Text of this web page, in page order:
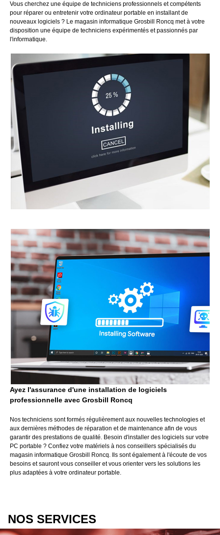
Vous cherchez une équipe de techniciens professionnels et compétents
pour réparer ou entretenir votre ordinateur portable en installant de
nouveaux logiciels ? Le magasin informatique Grosbill Roncq met à votre
disposition une équipe de techniciens expérimentés et passionnés par
l'informatique.
Ayez l'assurance d'une installation de logiciels
professionnelle avec Grosbill Roncq
Nos techniciens sont formés régulièrement aux nouvelles technologies et
aux dernières méthodes de réparation et de maintenance afin de vous
garantir des prestations de qualité. Besoin d'installer des logiciels sur votre
PC portable ? Confiez votre matériels à nos conseillers spécialisés du
magasin informatique Grosbill Roncq. Ils sont également à l'écoute de vos
besoins et sauront vous conseiller et vous orienter vers les solutions les
plus adaptées à votre ordinateur portable.
NOS SERVICES